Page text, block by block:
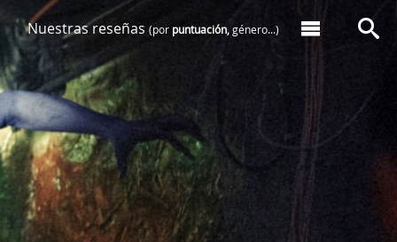
Nuestras reseñas (por puntuación,género...)